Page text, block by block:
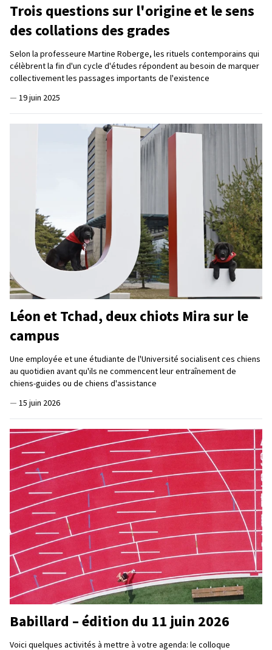
Trois questions sur l'origine et le sens
des collations des grades
Selon la professeure Martine Roberge, les rituels contemporains qui
célèbrent la fin d'un cycle d'études répondent au besoin de marquer
collectivement les passages importants de l'existence
— 19 juin 2025
Léon et Tchad, deux chiots Mira sur le
campus
Une employée et une étudiante de l'Université socialisent ces chiens
au quotidien avant qu'ils ne commencent leur entraînement de
chiens-guides ou de chiens d'assistance
— 15 juin 2026
Babillard – édition du 11 juin 2026
Voici quelques activités à mettre à votre agenda: le colloque